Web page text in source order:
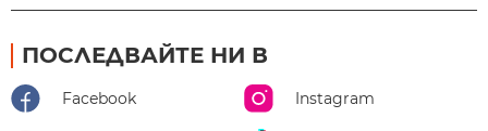
ПОСЛЕДВАЙТЕ НИ В
Facebook Instagram